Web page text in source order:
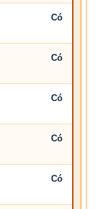
Có
Có
Có
Có
Có